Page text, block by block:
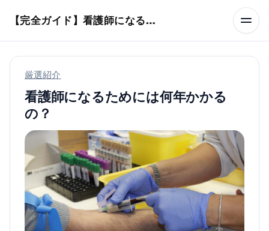
【完全ガイド】看護師になるまでのステップ＆スケジュール
厳選紹介
看護師になるためには何年かかる
の？